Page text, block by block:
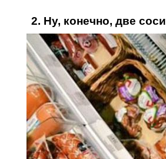
2. Ну, конечно, две